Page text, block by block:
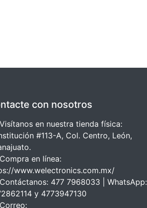
con nosotros
en nuestra tienda física:
#113-A, Col. Centro, León,
en línea:
www.welectronics.com.mx/
477 7968033 | WhatsApp:
y 4773947130